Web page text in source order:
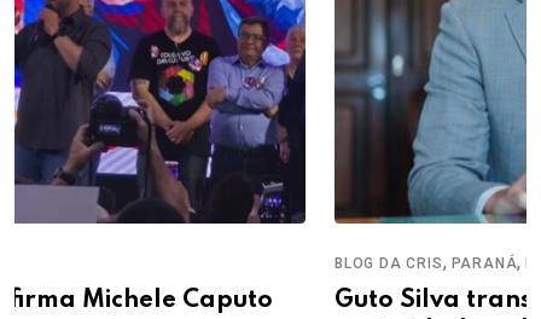
Guto Silva transforma frustração em